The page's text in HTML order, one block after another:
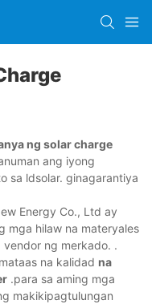
ng solar charge
ang iyong
sa ldsolar. ginagarantiya
Energy Co., Ltd ay
mga hilaw na materyales
vendor ng merkado. .
na kalidad na
.para sa aming mga
makikipagtulungan